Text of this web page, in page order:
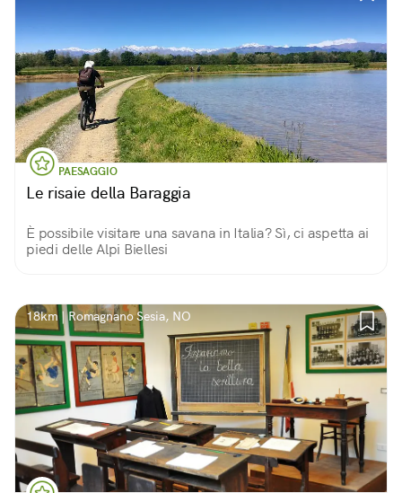
PAESAGGIO
Le risaie della Baraggia
È possibile visitare una savana in Italia? Sì, ci aspetta ai
piedi delle Alpi Biellesi
18km | Romagnano Sesia, NO